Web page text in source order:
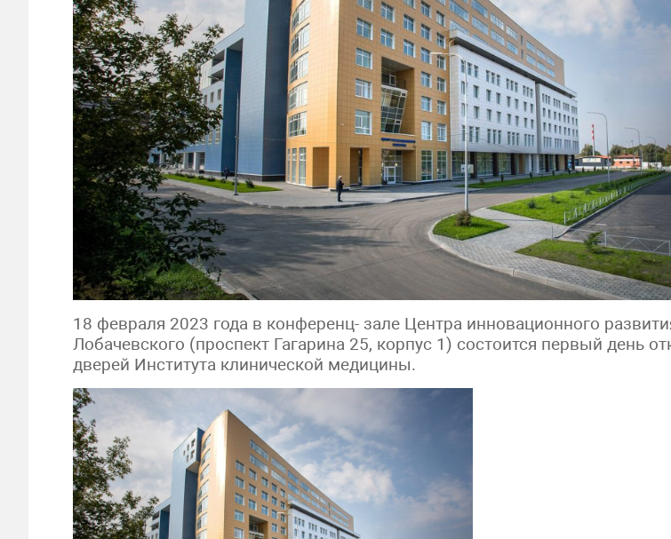
18 февраля 2023 года в конференц- зале Центра инновационного
Лобачевского (проспект Гагарина 25, корпус 1) состоится первый день
дверей Института клинической медицины.